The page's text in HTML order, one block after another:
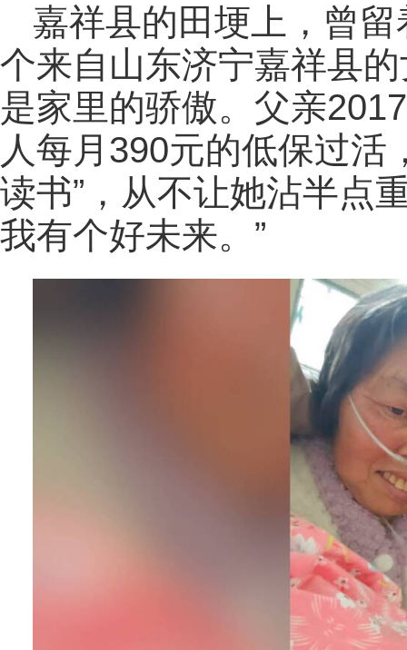
嘉祥县的田埂上，曾
个来自山东济宁嘉祥县
是家里的骄傲。父亲
人每月390元的低保过活
读书”，从不让她沾半点
我有个好未来。”